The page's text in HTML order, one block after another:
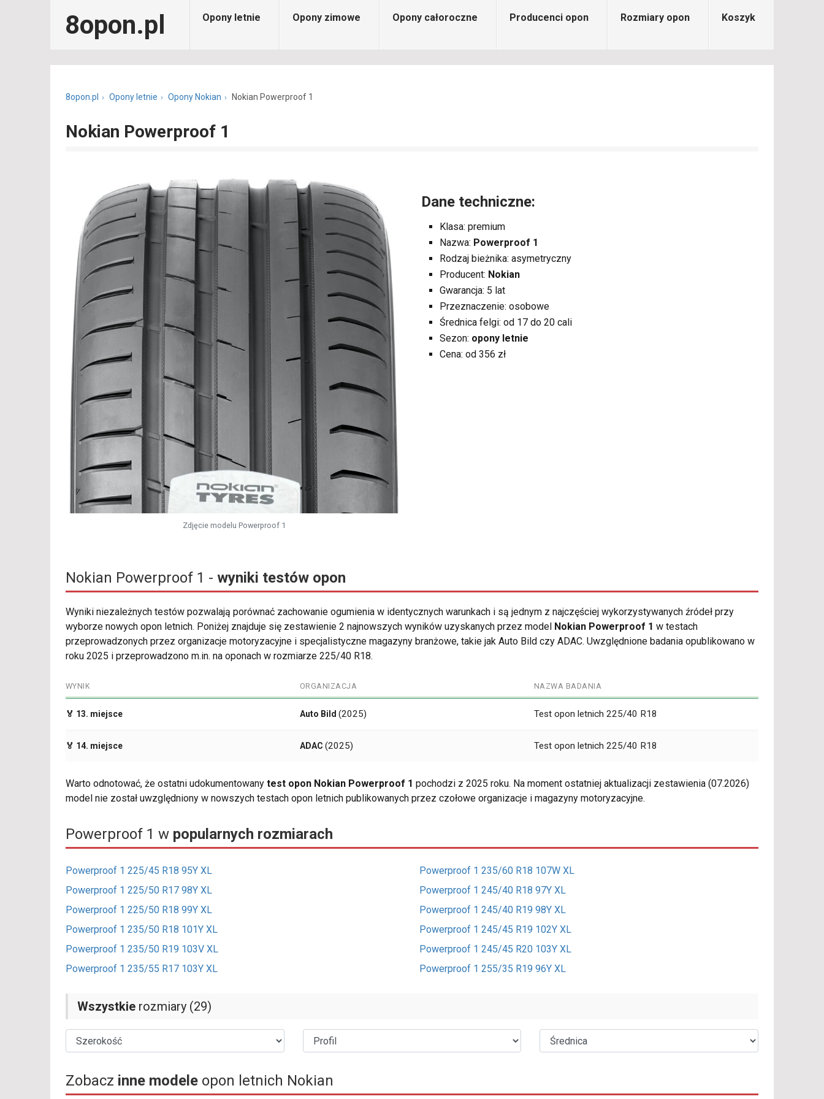
8opon.pl Opony letnie Opony zimowe Opony całoroczne Producenci opon Rozmiary opon Koszyk
8opon.pl Opony letnie Opony Nokian Nokian Powerproof 1
Nokian Powerproof 1
Zdjęcie modelu Powerproof 1
Dane techniczne:
Klasa: premium
Nazwa: Powerproof 1
Rodzaj bieżnika: asymetryczny
Producent: Nokian
Gwarancja: 5 lat
Przeznaczenie: osobowe
Średnica felgi: od 17 do 20 cali
Sezon: opony letnie
Cena: od 356 zł
Nokian Powerproof 1 - wyniki testów opon
Wyniki niezależnych testów pozwalają porównać zachowanie ogumienia w identycznych warunkach i są jednym z najczęściej wykorzystywanych źródeł przy
wyborze nowych opon letnich. Poniżej znajduje się zestawienie 2 najnowszych wyników uzyskanych przez model Nokian Powerproof 1 w testach
przeprowadzonych przez organizacje motoryzacyjne i specjalistyczne magazyny branżowe, takie jak Auto Bild czy ADAC. Uwzględnione badania opublikowano w
roku 2025 i przeprowadzono m.in. na oponach w rozmiarze 225/40 R18.
WYNIK ORGANIZACJA NAZWA BADANIA
🏅 13. miejsce Auto Bild (2025) Test opon letnich 225/40 R18
🏅 14. miejsce ADAC (2025) Test opon letnich 225/40 R18
Warto odnotować, że ostatni udokumentowany test opon Nokian Powerproof 1 pochodzi z 2025 roku. Na moment ostatniej aktualizacji zestawienia (07.2026)
model nie został uwzględniony w nowszych testach opon letnich publikowanych przez czołowe organizacje i magazyny motoryzacyjne.
Powerproof 1 w popularnych rozmiarach
Powerproof 1 225/45 R18 95Y XL
Powerproof 1 225/50 R17 98Y XL
Powerproof 1 225/50 R18 99Y XL
Powerproof 1 235/50 R18 101Y XL
Powerproof 1 235/50 R19 103V XL
Powerproof 1 235/55 R17 103Y XL
Powerproof 1 235/60 R18 107W XL
Powerproof 1 245/40 R18 97Y XL
Powerproof 1 245/40 R19 98Y XL
Powerproof 1 245/45 R19 102Y XL
Powerproof 1 245/45 R20 103Y XL
Powerproof 1 255/35 R19 96Y XL
Wszystkie rozmiary (29)
Zobacz inne modele opon letnich Nokian